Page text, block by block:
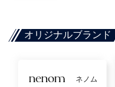
オリジナルブランド
ネノム